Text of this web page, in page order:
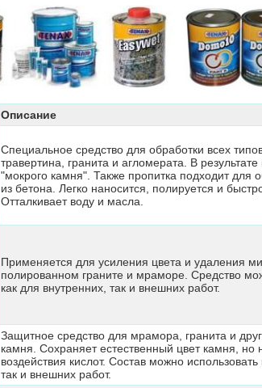
Описание
Специальное средство для обработки всех
травертина, гранита и агломерата. В
"мокрого камня". Также пропитка подходит для
из бетона. Легко наносится, полируется и
Отталкивает воду и масла.
Применяется для усиления цвета и удаления
полированном граните и мраморе. Средство
как для внутренних, так и внешних работ.
Защитное средство для мрамора, гранита и
камня. Сохраняет естественный цвет камня, но
воздействия кислот. Состав можно использовать
так и внешних работ.